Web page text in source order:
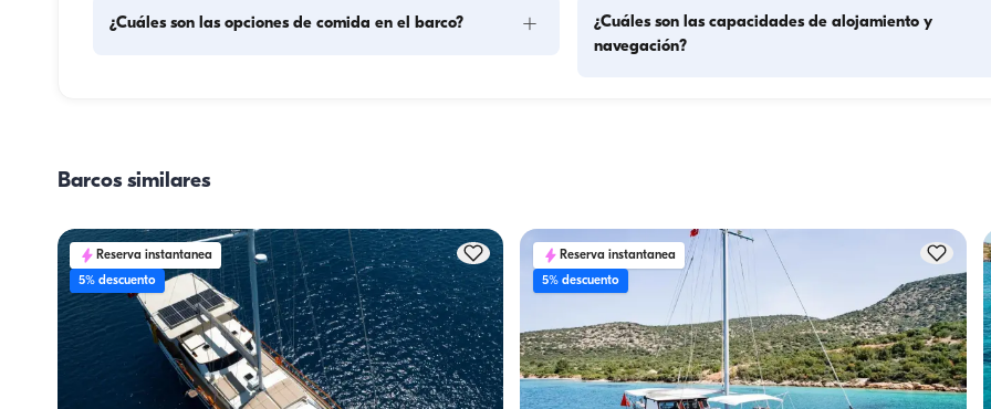
¿Cuáles son las opciones de comida en el barco? +
La preparación de las comidas corre a cargo de la tripulación.
¿Cuáles son las capacidades de alojamiento y
navegación?
capacidad de navegación.
Barcos similares
Reserva instantanea
5% descuento
Reserva instantanea
5% descuento